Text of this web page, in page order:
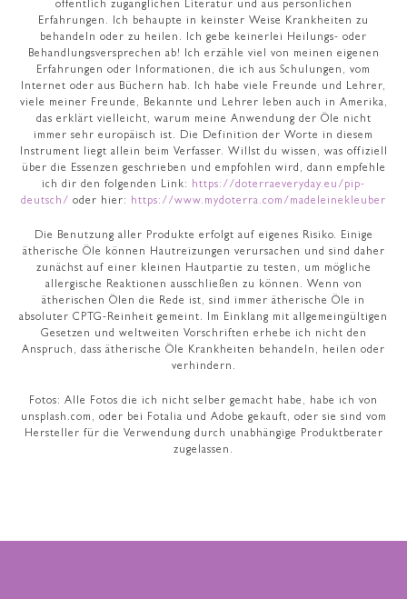
öffentlich zugänglichen Literatur und aus persönlichen
Erfahrungen. Ich behaupte in keinster Weise Krankheiten zu
behandeln oder zu heilen. Ich gebe keinerlei Heilungs- oder
Behandlungsversprechen ab! Ich erzähle viel von meinen eigenen
Erfahrungen oder Informationen, die ich aus Schulungen, vom
Internet oder aus Büchern hab. Ich habe viele Freunde und Lehrer,
viele meiner Freunde, Bekannte und Lehrer leben auch in Amerika,
das erklärt vielleicht, warum meine Anwendung der Öle nicht
immer sehr europäisch ist. Die Definition der Worte in diesem
Instrument liegt allein beim Verfasser. Willst du wissen, was offiziell
über die Essenzen geschrieben und empfohlen wird, dann empfehle
ich dir den folgenden Link: https://doterraeveryday.eu/pip-
deutsch/ oder hier: https://www.mydoterra.com/madeleinekleuber
Die Benutzung aller Produkte erfolgt auf eigenes Risiko. Einige
ätherische Öle können Hautreizungen verursachen und sind daher
zunächst auf einer kleinen Hautpartie zu testen, um mögliche
allergische Reaktionen ausschließen zu können. Wenn von
ätherischen Ölen die Rede ist, sind immer ätherische Öle in
absoluter CPTG-Reinheit gemeint. Im Einklang mit allgemeingültigen
Gesetzen und weltweiten Vorschriften erhebe ich nicht den
Anspruch, dass ätherische Öle Krankheiten behandeln, heilen oder
verhindern.
Fotos: Alle Fotos die ich nicht selber gemacht habe, habe ich von
unsplash.com, oder bei Fotalia und Adobe gekauft, oder sie sind vom
Hersteller für die Verwendung durch unabhängige Produktberater
zugelassen.